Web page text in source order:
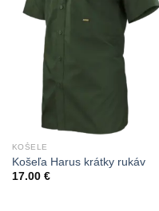
KOŠELE
Košeľa Harus krátky rukáv
17.00 €